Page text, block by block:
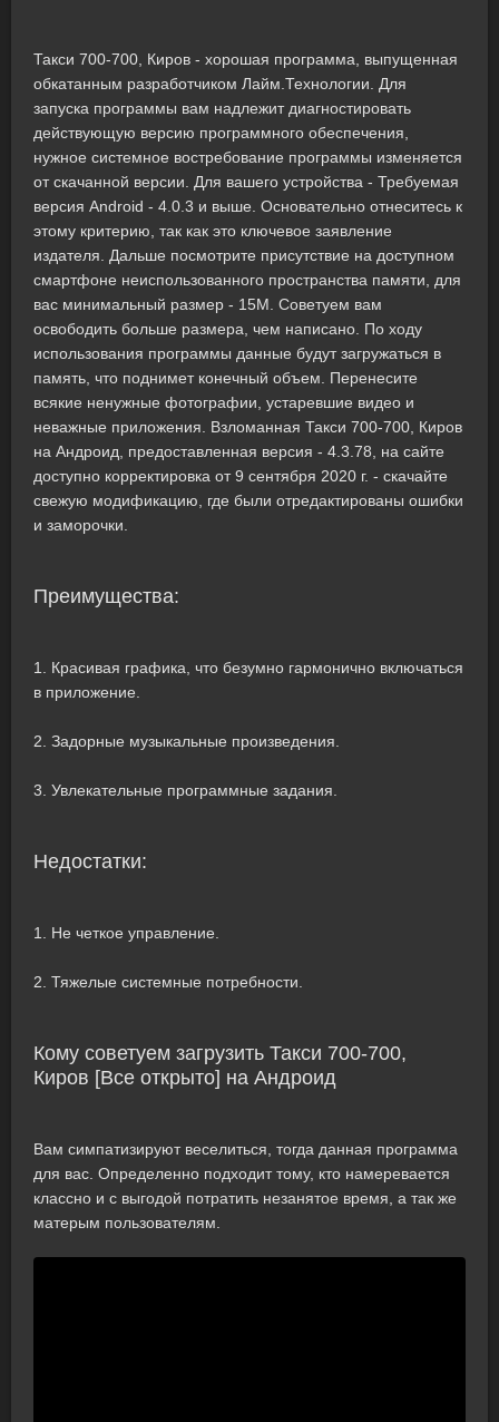
Такси 700-700, Киров - хорошая программа, выпущенная
обкатанным разработчиком Лайм.Технологии. Для
запуска программы вам надлежит диагностировать
действующую версию программного обеспечения,
нужное системное востребование программы изменяется
от скачанной версии. Для вашего устройства - Требуемая
версия Android - 4.0.3 и выше. Основательно отнеситесь к
этому критерию, так как это ключевое заявление
издателя. Дальше посмотрите присутствие на доступном
смартфоне неиспользованного пространства памяти, для
вас минимальный размер - 15M. Советуем вам
освободить больше размера, чем написано. По ходу
использования программы данные будут загружаться в
память, что поднимет конечный объем. Перенесите
всякие ненужные фотографии, устаревшие видео и
неважные приложения. Взломанная Такси 700-700, Киров
на Андроид, предоставленная версия - 4.3.78, на сайте
доступно корректировка от 9 сентября 2020 г. - скачайте
свежую модификацию, где были отредактированы ошибки
и заморочки.
Преимущества:
1. Красивая графика, что безумно гармонично включаться
в приложение.
2. Задорные музыкальные произведения.
3. Увлекательные программные задания.
Недостатки:
1. Не четкое управление.
2. Тяжелые системные потребности.
Кому советуем загрузить Такси 700-700,
Киров [Все открыто] на Андроид
Вам симпатизируют веселиться, тогда данная программа
для вас. Определенно подходит тому, кто намеревается
классно и с выгодой потратить незанятое время, а так же
матерым пользователям.